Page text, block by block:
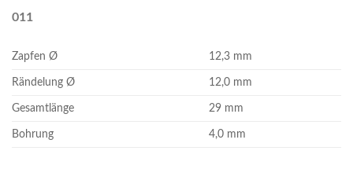
011
Zapfen Ø 12,3 mm
Rändelung Ø 12,0 mm
Gesamtlänge 29 mm
Bohrung 4,0 mm